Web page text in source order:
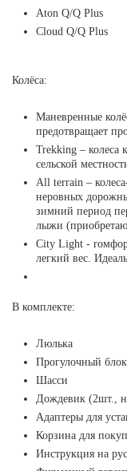
Aton Q/Q Plus
Cloud Q/Q Plus
Колёса:
Маневренные
предотвращает
Trekking – колеса
сельской
All terrain –
неровных
зимний период
лыжи
City Light -
легкий вес.
В комплекте:
Люлька
Прогулочный
Шасси
Дождевик (2шт.,
Адаптеры для
Корзина для
Инструкция на